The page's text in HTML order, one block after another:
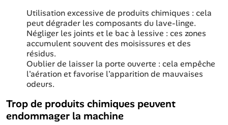
Utilisation excessive de produits chimiques : cela
peut dégrader les composants du lave-linge.
Négliger les joints et le bac à lessive : ces zones
accumulent souvent des moisissures et des
résidus.
Oublier de laisser la porte ouverte : cela empêche
l'aération et favorise l'apparition de mauvaises
odeurs.
Trop de produits chimiques peuvent
endommager la machine